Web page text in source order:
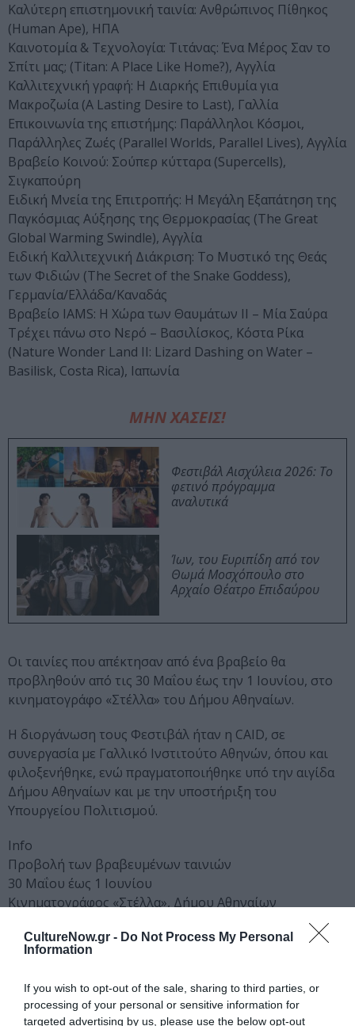
CultureNow.gr - Do Not Process My Personal
Information
If you wish to opt-out of the sale, sharing to third parties, or
processing of your personal or sensitive information for
targeted advertising by us, please use the below opt-out
Καλύτερη επιστημονική ταινία: Ανθρώπινος Πίθηκος
(Human Ape), ΗΠΑ
Καινοτομία & Τεχνολογία: Τιτάνας: Ένα Μέρος Σαν το
Σπίτι μας; (Titan: A Place Like Home?), Αγγλία
Καλλιτεχνική γραφή: Η Διαρκής Επιθυμία για
Μακροζωία (A Lasting Desire to Last), Γαλλία
Επικοινωνία της επιστήμης: Παράλληλοι Κόσμοι,
Παράλληλες Ζωές (Parallel Worlds, Parallel Lives), Αγγλία
Βραβείο Κοινού: Σούπερ κύτταρα (Supercells),
Σιγκαπούρη
Ειδική Μνεία της Επιτροπής: Η Μεγάλη Εξαπάτηση της
Παγκόσμιας Αύξησης της Θερμοκρασίας (The Great
Global Warming Swindle), Αγγλία
Ειδική Καλλιτεχνική Διάκριση: Το Μυστικό της Θεάς
των Φιδιών (The Secret of the Snake Goddess),
Γερμανία/Ελλάδα/Καναδάς
Βραβείο IAMS: Η Χώρα των Θαυμάτων ΙΙ – Μία Σαύρα
Τρέχει πάνω στο Νερό – Βασιλίσκος, Κόστα Ρίκα
(Nature Wonder Land II: Lizard Dashing on Water –
Basilisk, Costa Rica), Ιαπωνία
ΜΗΝ ΧΑΣΕΙΣ!
Φεστιβάλ Αισχύλεια 2026: Το
φετινό πρόγραμμα
αναλυτικά
Ίων, του Ευριπίδη από τον
Θωμά Μοσχόπουλο στο
Αρχαίο Θέατρο Επιδαύρου
Οι ταινίες που απέκτησαν από ένα βραβείο θα
προβληθούν από τις 30 Μαΐου έως την 1 Ιουνίου, στο
κινηματογράφο «Στέλλα» του Δήμου Αθηναίων.
Η διοργάνωση τους Φεστιβάλ ήταν η CAID, σε
συνεργασία με Γαλλικό Ινστιτούτο Αθηνών, όπου και
φιλοξενήθηκε, ενώ πραγματοποιήθηκε υπό την αιγίδα
Δήμου Αθηναίων και με την υποστήριξη του
Υπουργείου Πολιτισμού.
Info
Προβολή των βραβευμένων ταινιών
30 Μαΐου έως 1 Ιουνίου
Κινηματογράφος «Στέλλα», Δήμου Αθηναίων
caid@otenet.gr,www.caid.gr/isffa
μάθετε πρώτοι όλες τις ειδήσεις